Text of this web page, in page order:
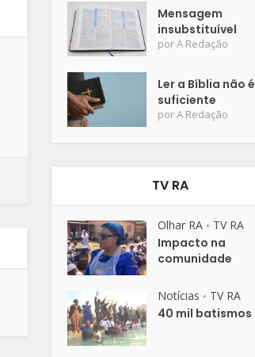
Mensagem
insubstituível
porA Redação
Ler a Bíblia não é
suficiente
porA Redação
TV RA
Olhar RA • TV RA
Impacto na
comunidade
Notícias • TV RA
40 mil batismos